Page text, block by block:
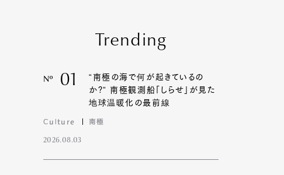
Trending
Nº 01
“南極の海で何が起きているの
か?” 南極観測船「しらせ」が見た
地球温暖化の最前線
Culture 南極
2026.08.03